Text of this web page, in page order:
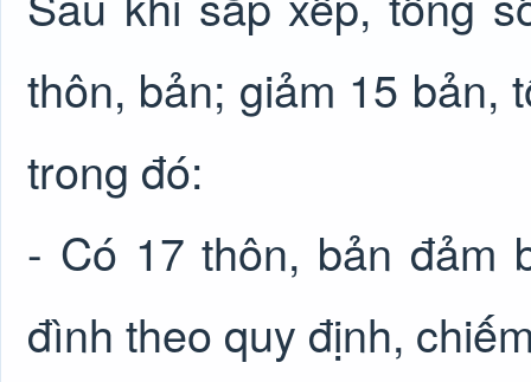
thôn, bản; giảm 15 bản,
trong đó:
- Có 17 thôn, bản đảm
đình theo quy định,